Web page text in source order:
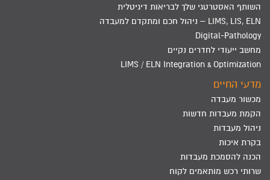
השותף האסטרטגי שלך לבריאות דיגיטלית
LIMS, LIS, ELN – ניהול חכם ומתקדם למעבדה
Digital-Pathology
מחשב ייעודי לחדרים נקיים
LIMS / ELN Integration & Optimization
מדעי החיים
מכשור מעבדה
הקמת מעבדות חדשות
ניהול מעבדות
בקרת איכות
הכנה להסמכת מעבדות
שרותי רכש מותאמים לקוח